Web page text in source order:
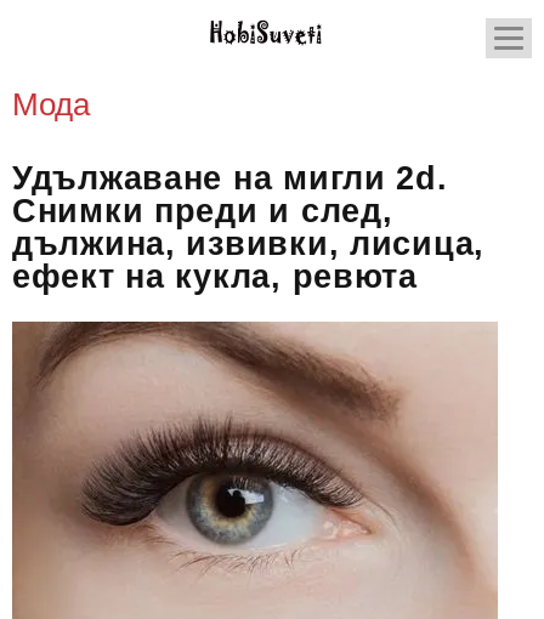
Мода
Удължаване на мигли 2d.
Снимки преди и след,
дължина, извивки, лисица,
ефект на кукла, ревюта